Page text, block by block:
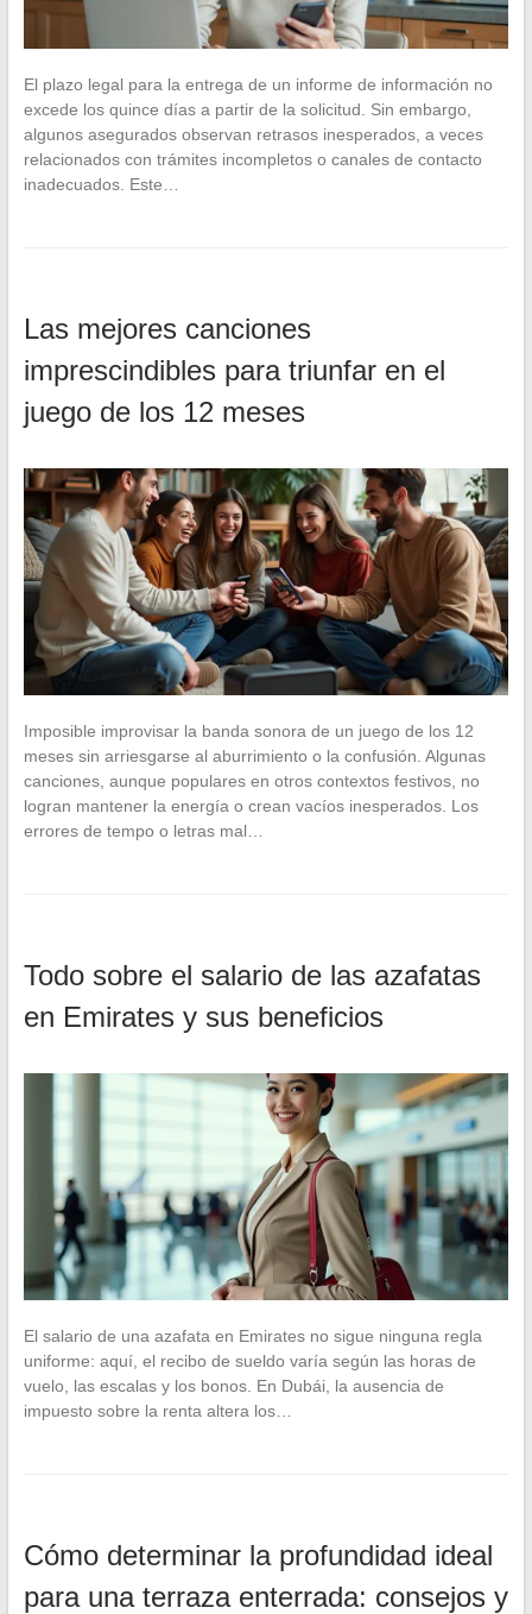
El plazo legal para la entrega de un informe de información no
excede los quince días a partir de la solicitud. Sin embargo,
algunos asegurados observan retrasos inesperados, a veces
relacionados con trámites incompletos o canales de contacto
inadecuados. Este…
Las mejores canciones
imprescindibles para triunfar en el
juego de los 12 meses
Imposible improvisar la banda sonora de un juego de los 12
meses sin arriesgarse al aburrimiento o la confusión. Algunas
canciones, aunque populares en otros contextos festivos, no
logran mantener la energía o crean vacíos inesperados. Los
errores de tempo o letras mal…
Todo sobre el salario de las azafatas
en Emirates y sus beneficios
El salario de una azafata en Emirates no sigue ninguna regla
uniforme: aquí, el recibo de sueldo varía según las horas de
vuelo, las escalas y los bonos. En Dubái, la ausencia de
impuesto sobre la renta altera los…
Cómo determinar la profundidad ideal
para una terraza enterrada: consejos y